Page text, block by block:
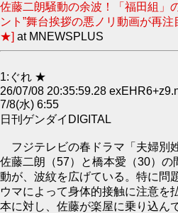
佐藤二朗騒動の余波！「福田組」
ント”舞台挨拶の悪ノリ動画が再
★] at MNEWSPLUS
1:ぐれ ★
26/07/08 20:35:59.28
7/8(水) 6:55
日刊ゲンダイDIGITAL
フジテレビの春ドラマ「夫婦別
佐藤二朗（57）と橋本愛（30）の
動が、波紋を広げている。特に問
ウマによって身体的接触に注意を
本に対し、佐藤が楽屋に乗り込ん